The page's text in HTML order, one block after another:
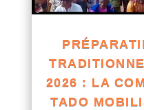
2026 : LA
TADO